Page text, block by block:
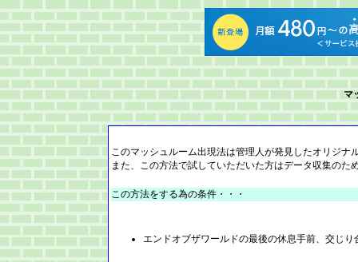
マ
このマッシュルーム出現法は管理人が発見したオリジ
また、この方法で試していただいた方はデータ収集のた
この方法をする為の条件・・・
エンドオブザワールドの最後の休息手前、交じり